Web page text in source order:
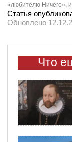
«любителю Ничего»,
Статья
Обновлено
Что